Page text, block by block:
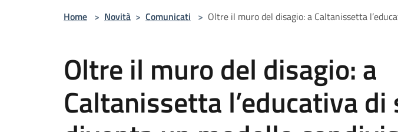
Home > Novità > Comunicati > Oltre il muro del disagio: a Caltanissetta
Oltre il muro del disagio: a
Caltanissetta l’educativa